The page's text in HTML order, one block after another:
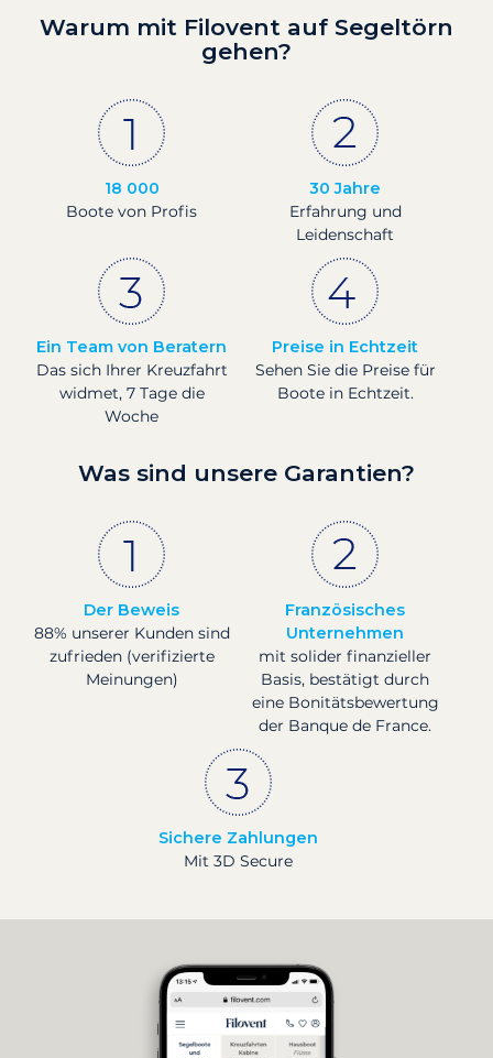
Warum mit Filovent auf Segeltörn
gehen?
18 000
Boote von Profis
30 Jahre
Erfahrung und
Leidenschaft
Ein Team von Beratern
Das sich Ihrer Kreuzfahrt
widmet, 7 Tage die
Woche
Preise in Echtzeit
Sehen Sie die Preise für
Boote in Echtzeit.
Was sind unsere Garantien?
Der Beweis
88% unserer Kunden sind
zufrieden (verifizierte
Meinungen)
Französisches
Unternehmen
mit solider finanzieller
Basis, bestätigt durch
eine Bonitätsbewertung
der Banque de France.
Sichere Zahlungen
Mit 3D Secure